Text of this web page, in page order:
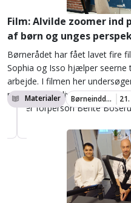
Film: Alvilde zoomer ind
af børn og unges
Børnerådet har fået lavet fire
Sophia og Isso hjælper seerne
arbejde. I filmen her
perspektiver bliver inddraget i
møder forperson Bente
Materialer Børneinddragelse